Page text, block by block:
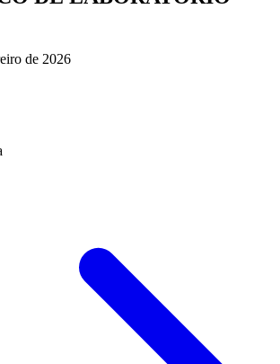
de 2026